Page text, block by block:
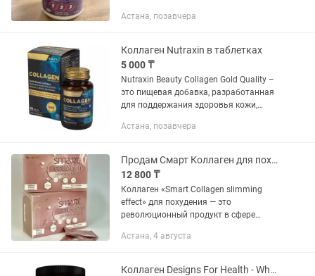
Каждая порция содержит 10 000 мг
Астана, позавчера
Коллаген Nutraxin в таблетках
5 000 ₸
Nutraxin Beauty Collagen Gold Quality –
это пищевая добавка, разработанная
для поддержания здоровья кожи,
Гидролизованный коллаген (1050 мг) –
Астана, позавчера
Продам Смарт Коллаген для похудения
12 800 ₸
Коллаген «Smart Collagen slimming
effect» для похудения — это
революционный продукт в сфере
нано пептидов. Пептиды — это
цепочки...
Астана, 4 августа
Коллаген Designs For Health - Whole Body Collagen - 390 gr